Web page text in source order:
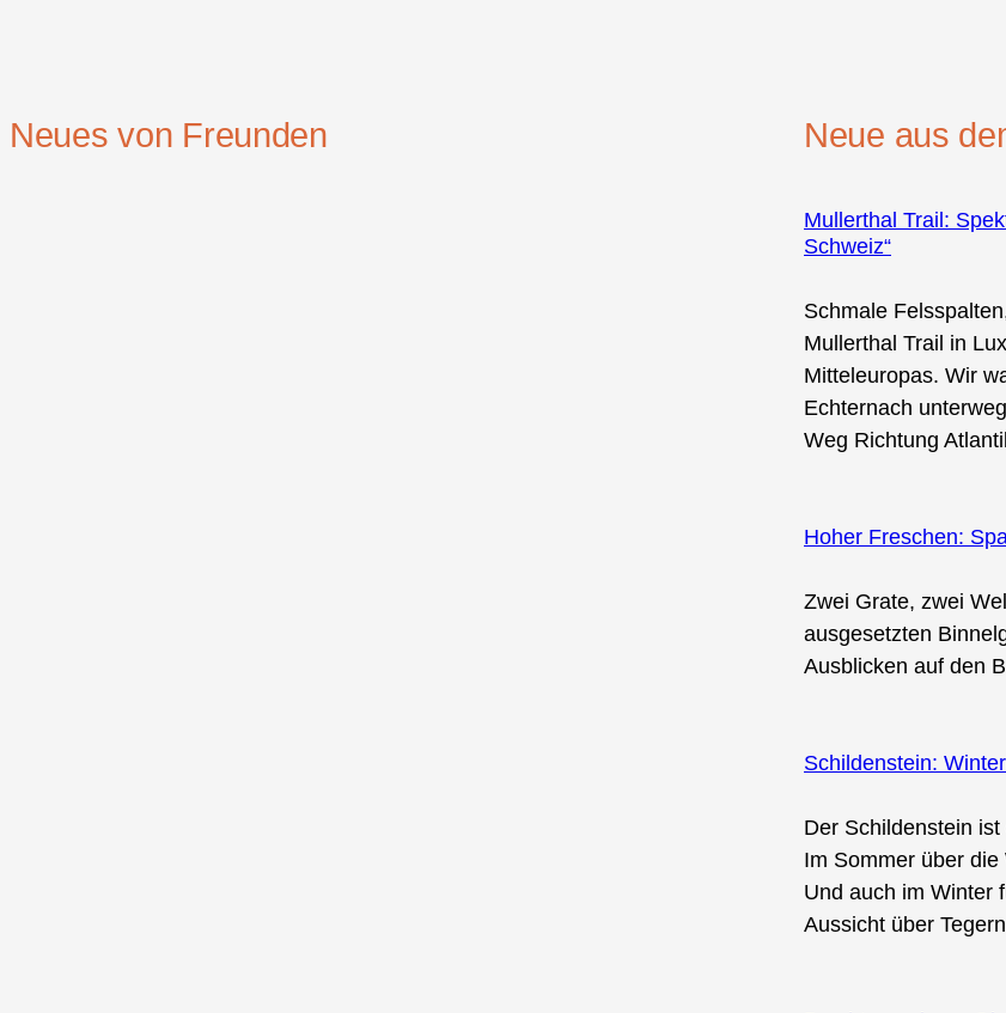
Neues von Freunden Neue aus
Mullerthal Trail:
Schweiz“
Schmale
Mullerthal Trail in
Mitteleuropas. Wir
Echternach
Weg Richtung
Hoher Freschen:
Zwei Grate, zwei
ausgesetzten
Ausblicken auf den
Schildenstein:
Der Schildenstein
Im Sommer über
Und auch im Winter
Aussicht über